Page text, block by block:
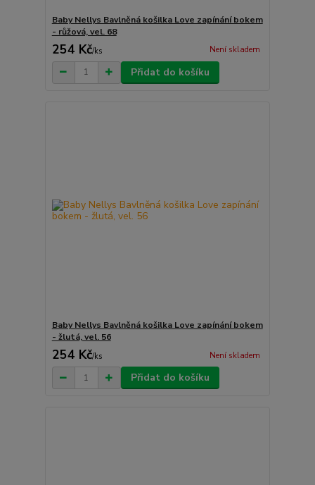
Baby Nellys Bavlněná košilka Love zapínání bokem
- růžová, vel. 68
254 Kč/ks Není skladem
Přidat do košíku
Baby Nellys Bavlněná košilka Love zapínání bokem
- žlutá, vel. 56
254 Kč/ks Není skladem
Přidat do košíku